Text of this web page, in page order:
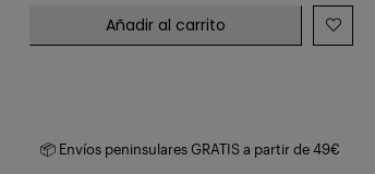
Añadir al carrito
📦 Envíos peninsulares GRATIS a partir de 49€